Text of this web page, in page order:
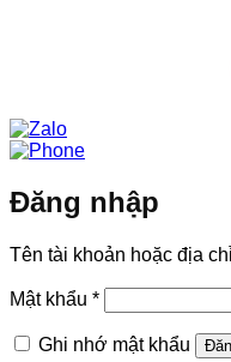
Đăng nhập
Tên tài khoản hoặc địa
Mật khẩu *Bắt
buộc
Ghi nhớ mật khẩu